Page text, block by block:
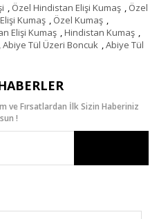
, Özel Hindistan Elişi Kumaş , Özel
Kumaş , Özel Kumaş ,
Elişi Kumaş ,Hindistan Kumaş ,
,Abiye Tül Üzeri Boncuk ,Abiye Tül
ve Fırsatlardan İlk Sizin Haberiniz
!